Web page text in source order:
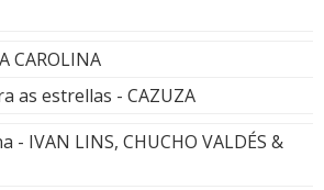
CAROLINA
as estrellas - CAZUZA
- IVAN LINS, CHUCHO VALDÉS &